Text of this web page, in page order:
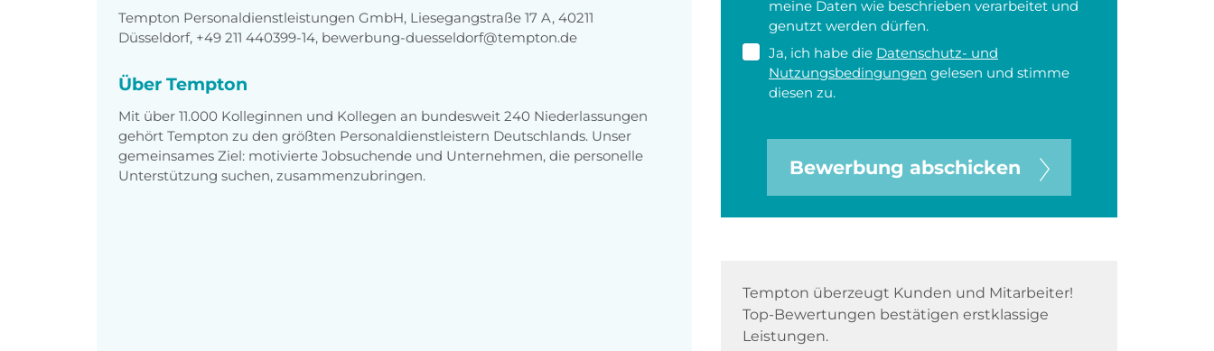
Tempton Personaldienstleistungen GmbH, Liesegangstraße 17 A, 40211
Düsseldorf, +49 211 440399-14, bewerbung-duesseldorf@tempton.de
Über Tempton
Mit über 11.000 Kolleginnen und Kollegen an bundesweit 240 Niederlassungen
gehört Tempton zu den größten Personaldienstleistern Deutschlands. Unser
gemeinsames Ziel: motivierte Jobsuchende und Unternehmen, die personelle
Unterstützung suchen, zusammenzubringen.
meine Daten wie beschrieben verarbeitet und
genutzt werden dürfen.
Ja, ich habe die Datenschutz- und
Nutzungsbedingungen gelesen und stimme
diesen zu.
Bewerbung abschicken
Tempton überzeugt Kunden und Mitarbeiter!
Top-Bewertungen bestätigen erstklassige
Leistungen.